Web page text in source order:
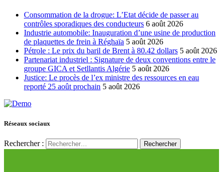
Consommation de la drogue: L’Etat décide de passer au
contrôles sporadiques des conducteurs 6 août 2026
Industrie automobile: Inauguration d’une usine de production
de plaquettes de frein à Réghaïa 5 août 2026
Pétrole : Le prix du baril de Brent à 80.42 dollars 5 août 2026
Partenariat industriel : Signature de deux conventions entre le
groupe GICA et Setllantis Algérie 5 août 2026
Justice: Le procès de l’ex ministre des ressources en eau
reporté 25 août prochain 5 août 2026
Réseaux sociaux
Rechercher :